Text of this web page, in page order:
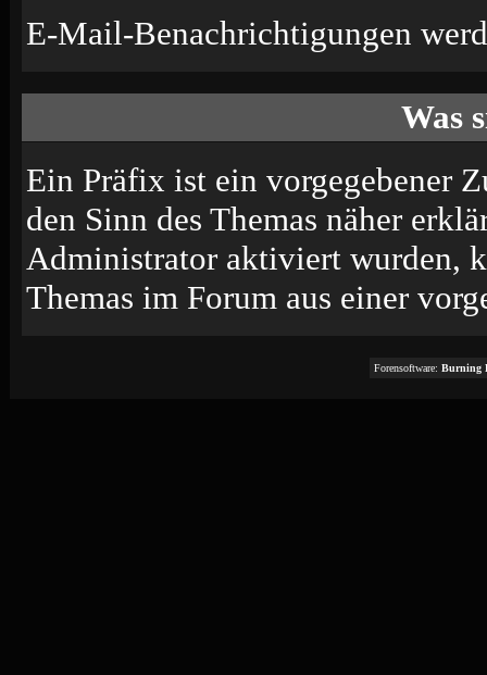
E-Mail-Benachrichtigungen
Was
Ein Präfix ist ein vorgegebener
den Sinn des Themas näher
Administrator aktiviert wurden,
Themas im Forum aus einer
Forensoftware: Burning